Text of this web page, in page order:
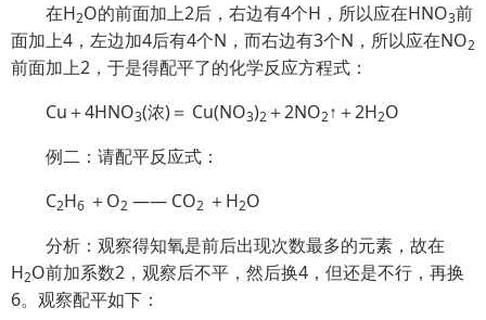
在H2O的前面加上2后，右边有4个H，所以应在HNO3前
面加上4，左边加4后有4个N，而右边有3个N，所以应在NO2
前面加上2，于是得配平了的化学反应方程式：
Cu＋4HNO3(浓)＝ Cu(NO3)2 ＋2NO2↑＋2H2O
例二：请配平反应式：
C2H6 ＋O2 —— CO2 ＋H2O
分析：观察得知氧是前后出现次数最多的元素，故在
H2O前加系数2，观察后不平，然后换4，但还是不行，再换
6。观察配平如下：